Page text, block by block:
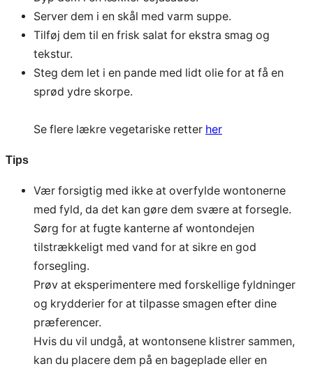
Server dem i en skål med varm suppe.
Tilføj dem til en frisk salat for ekstra smag og
tekstur.
Steg dem let i en pande med lidt olie for at få en
sprød ydre skorpe.
Se flere lækre vegetariske retter her
Tips
Vær forsigtig med ikke at overfylde wontonerne
med fyld, da det kan gøre dem svære at forsegle.
Sørg for at fugte kanterne af wontondejen
tilstrækkeligt med vand for at sikre en god
forsegling.
Prøv at eksperimentere med forskellige fyldninger
og krydderier for at tilpasse smagen efter dine
præferencer.
Hvis du vil undgå, at wontonsene klistrer sammen,
kan du placere dem på en bageplade eller en